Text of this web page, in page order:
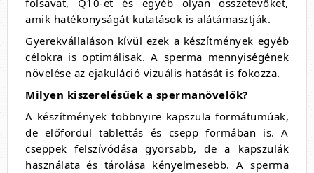
folsavat, Q10-et és egyéb olyan összetevőket,
amik hatékonyságát kutatások is alátámasztják.
Gyerekvállaláson kívül ezek a készítmények egyéb
célokra is optimálisak. A sperma mennyiségének
növelése az ejakuláció vizuális hatását is fokozza.
Milyen kiszerelésűek a spermanövelők?
A készítmények többnyire kapszula formátumúak,
de előfordul tablettás és csepp formában is. A
cseppek felszívódása gyorsabb, de a kapszulák
használata és tárolása kényelmesebb. A sperma